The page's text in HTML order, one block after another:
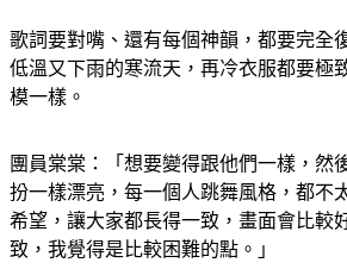
歌詞要對嘴、還有每個神韻，都要完全
低溫又下雨的寒流天，再冷衣服都要極
模一樣。
團員棠棠：「想要變得跟他們一樣，然
扮一樣漂亮，每一個人跳舞風格，都不
希望，讓大家都長得一致，畫面會比較
致，我覺得是比較困難的點。」